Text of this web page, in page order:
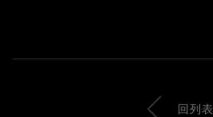
回列表